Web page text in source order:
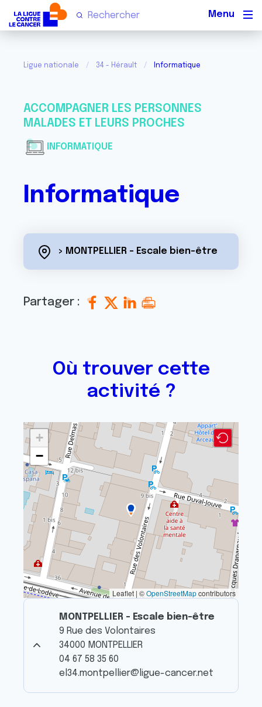
Ligue nationale 34 - Hérault Informatique
ACCOMPAGNER LES PERSONNES
MALADES ET LEURS PROCHES
INFORMATIQUE
Informatique
> MONTPELLIER - Escale bien-être
Partager :
Où trouver cette
activité ?
+
−
Leaflet | ©OpenStreetMapcontributors
MONTPELLIER - Escale bien-être
9 Rue des Volontaires
34000 MONTPELLIER
04 67 58 35 60
el34.montpellier@ligue-cancer.net